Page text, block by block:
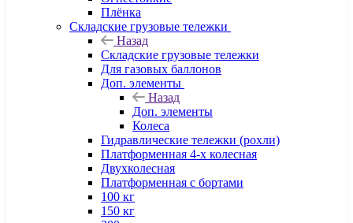
Плёнка
Складские грузовые тележки
Назад
Складские грузовые тележки
Для газовых баллонов
Доп. элементы
Назад
Доп. элементы
Колеса
Гидравлические тележки (рохли)
Платформенная 4-х колесная
Двухколесная
Платформенная с бортами
100 кг
150 кг